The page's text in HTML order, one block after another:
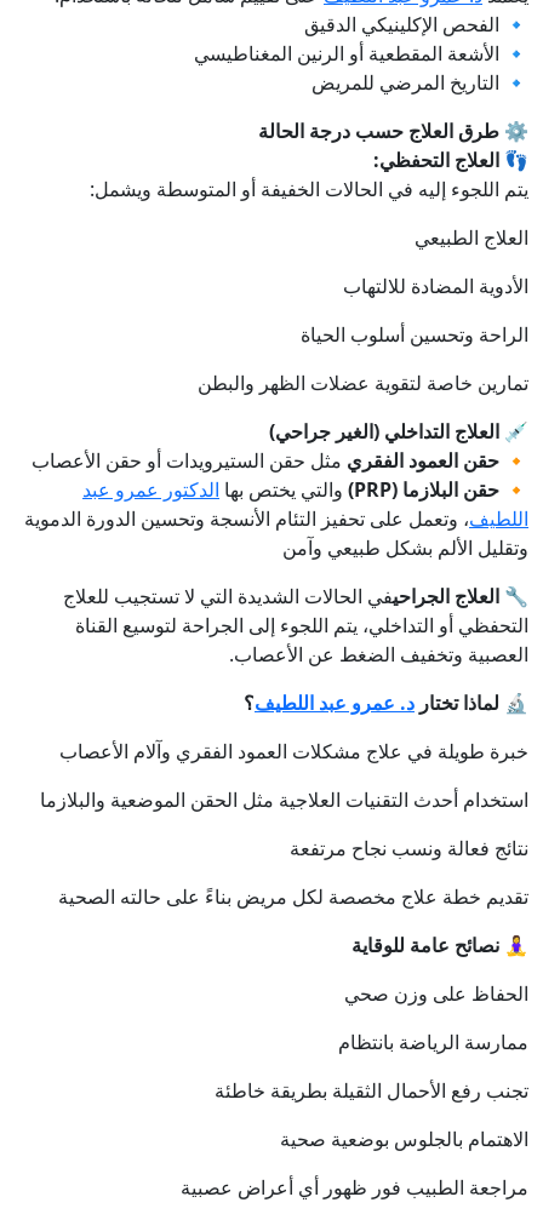
🔹 الفحص الإكلينيكي الدقيق
🔹 الأشعة المقطعية أو الرنين المغناطيسي
🔹 التاريخ المرضي للمريض
⚙️ طرق العلاج حسب درجة الحالة
👣 العلاج التحفظي:
يتم اللجوء إليه في الحالات الخفيفة أو المتوسطة ويشمل:
العلاج الطبيعي
الأدوية المضادة للالتهاب
الراحة وتحسين أسلوب الحياة
تمارين خاصة لتقوية عضلات الظهر والبطن
💉 العلاج التداخلي (الغير جراحي)
🔸 حقن العمود الفقري مثل حقن الستيرويدات أو حقن الأعصاب
🔸 حقن البلازما (PRP) والتي يختص بها الدكتور عمرو عبد
اللطيف، وتعمل على تحفيز التئام الأنسجة وتحسين الدورة الدموية
وتقليل الألم بشكل طبيعي وآمن
🔧 العلاج الجراحيفي الحالات الشديدة التي لا تستجيب للعلاج
التحفظي أو التداخلي، يتم اللجوء إلى الجراحة لتوسيع القناة
العصبية وتخفيف الضغط عن الأعصاب.
🔬 لماذا تختار د. عمرو عبد اللطيف؟
خبرة طويلة في علاج مشكلات العمود الفقري وآلام الأعصاب
استخدام أحدث التقنيات العلاجية مثل الحقن الموضعية والبلازما
نتائج فعالة ونسب نجاح مرتفعة
تقديم خطة علاج مخصصة لكل مريض بناءً على حالته الصحية
🧘‍♀️ نصائح عامة للوقاية
الحفاظ على وزن صحي
ممارسة الرياضة بانتظام
تجنب رفع الأحمال الثقيلة بطريقة خاطئة
الاهتمام بالجلوس بوضعية صحية
مراجعة الطبيب فور ظهور أي أعراض عصبية